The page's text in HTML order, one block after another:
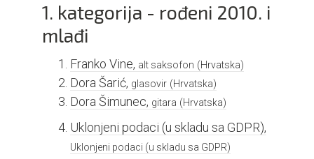
1. kategorija - rođeni 2010. i
mlađi
Franko Vine, alt saksofon (Hrvatska)
Dora Šarić, glasovir (Hrvatska)
Dora Šimunec, gitara (Hrvatska)
Uklonjeni podaci (u skladu sa GDPR),
Uklonjeni podaci (u skladu sa GDPR)